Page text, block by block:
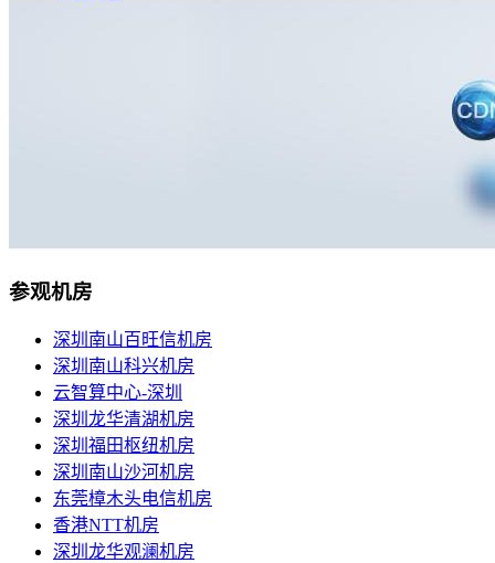
贴心的服务
机柜租用
BGP机柜租用
自建T4级别数据中心
双线机柜租用
电信联通双线数据中心
电信机柜租用
电信直营数据中心
参观机房
深圳南山百旺信机房
深圳南山科兴机房
云智算中心-深圳
深圳龙华清湖机房
深圳福田枢纽机房
深圳南山沙河机房
东莞樟木头电信机房
香港NTT机房
深圳龙华观澜机房